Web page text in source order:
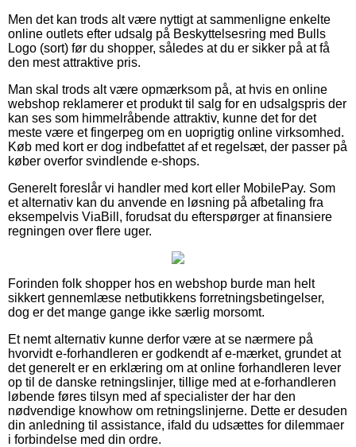
Men det kan trods alt være nyttigt at sammenligne enkelte
online outlets efter udsalg på Beskyttelsesring med Bulls
Logo (sort) før du shopper, således at du er sikker på at få
den mest attraktive pris.
Man skal trods alt være opmærksom på, at hvis en online
webshop reklamerer et produkt til salg for en udsalgspris der
kan ses som himmelråbende attraktiv, kunne det for det
meste være et fingerpeg om en uoprigtig online virksomhed.
Køb med kort er dog indbefattet af et regelsæt, der passer på
køber overfor svindlende e-shops.
Generelt foreslår vi handler med kort eller MobilePay. Som
et alternativ kan du anvende en løsning på afbetaling fra
eksempelvis ViaBill, forudsat du efterspørger at finansiere
regningen over flere uger.
Forinden folk shopper hos en webshop burde man helt
sikkert gennemlæse netbutikkens forretningsbetingelser,
dog er det mange gange ikke særlig morsomt.
Et nemt alternativ kunne derfor være at se nærmere på
hvorvidt e-forhandleren er godkendt af e-mærket, grundet at
det generelt er en erklæring om at online forhandleren lever
op til de danske retningslinjer, tillige med at e-forhandleren
løbende føres tilsyn med af specialister der har den
nødvendige knowhow om retningslinjerne. Dette er desuden
din anledning til assistance, ifald du udsættes for dilemmaer
i forbindelse med din ordre.